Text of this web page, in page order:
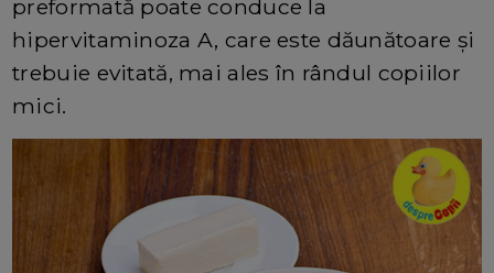
preformată poate conduce la
hipervitaminoza A, care este dăunătoare și
trebuie evitată, mai ales în rândul copiilor
mici.